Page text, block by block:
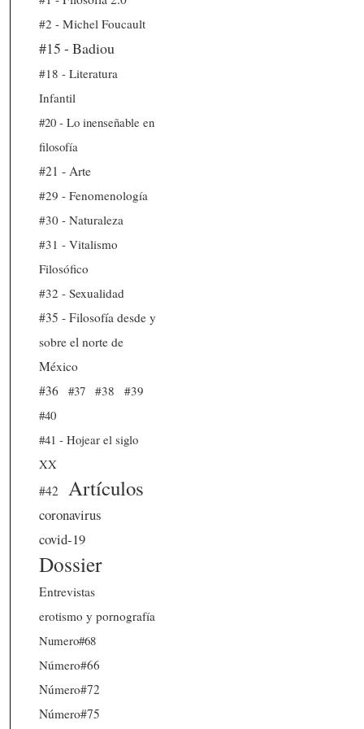
#2 - Michel Foucault
#15 - Badiou
#18 - Literatura
Infantil
#20 - Lo inenseñable en
filosofía
#21 - Arte
#29 - Fenomenología
#30 - Naturaleza
#31 - Vitalismo
Filosófico
#32 - Sexualidad
#35 - Filosofía desde y
sobre el norte de
México
#36
#37 #38
#39
#40
#41 - Hojear el siglo
XX
#42
Artículos
coronavirus
covid-19
Dossier
Entrevistas
erotismo y pornografía
Numero#68
Número#66
Número#72
Número#75